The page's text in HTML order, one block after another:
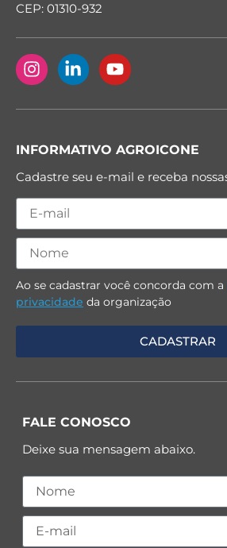
CEP: 01310-932
INFORMATIVO AGROICONE
Cadastre seu e-mail e receba
Ao se cadastrar você concorda com a
privacidade da organização
FALE CONOSCO
Deixe sua mensagem abaixo.